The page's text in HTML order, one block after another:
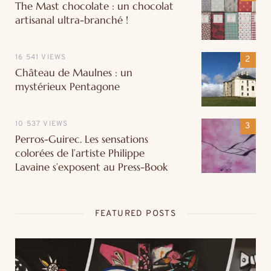
The Mast chocolate : un chocolat
artisanal ultra-branché !
16 541 VIEWS
Château de Maulnes : un
mystérieux Pentagone
10 537 VIEWS
Perros-Guirec. Les sensations
colorées de l’artiste Philippe
Lavaine s’exposent au Press-Book
FEATURED POSTS